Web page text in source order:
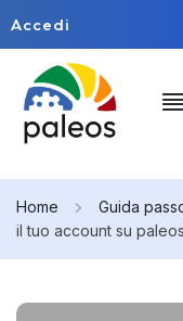
Accedi
Home Guida
il tuo account su